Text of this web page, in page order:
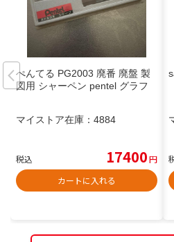
ぺんてる PG2003 廃番 廃盤 製
図用 シャーペン pentel グラフ
マイストア在庫： 4884
税込 17400円
カートに入れる